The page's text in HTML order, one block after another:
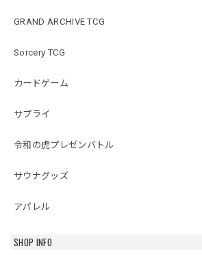
GRAND ARCHIVE TCG
Sorcery TCG
カードゲーム
サプライ
令和の虎プレゼンバトル
サウナグッズ
アパレル
SHOP INFO